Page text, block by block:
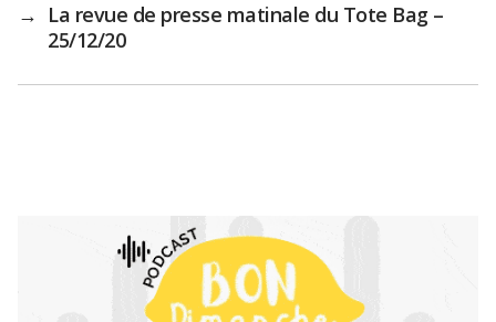
→ La revue de presse matinale du Tote Bag –
25/12/20